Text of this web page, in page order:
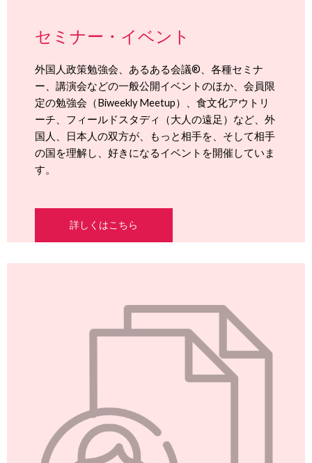
セミナー・イベント
外国人政策勉強会、あるある会議®、各種セミナ
ー、講演会などの一般公開イベントのほか、会員限
定の勉強会（Biweekly Meetup）、食文化アウトリ
ーチ、フィールドスタディ（大人の遠足）など、外
国人、日本人の双方が、もっと相手を、そして相手
の国を理解し、好きになるイベントを開催していま
す。
詳しくはこちら